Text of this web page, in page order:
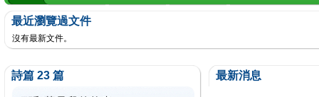
最近瀏覽過文件
沒有最新文件。
詩篇 23 篇 最新消息